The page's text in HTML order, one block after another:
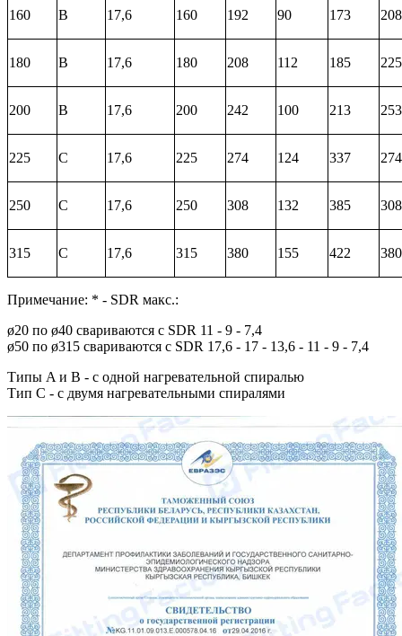
160 В 17,6 160 192 90 173
180 В 17,6 180 208 112 185 225
200 В 17,6 200 242 100 213
225 С 17,6 225 274 124 337 274
250 С 17,6 250 308 132 385 308
315 С 17,6 315 380 155 422 380
Примечание: * - SDR макс.:
ø20 по ø40 свариваются с SDR 11 - 9 - 7,4
ø50 по ø315 свариваются с SDR 17,6 - 17 - 13,6 - 11 - 9 - 7,4
Типы A и B - с одной нагревательной спиралью
Тип C - с двумя нагревательными спиралями